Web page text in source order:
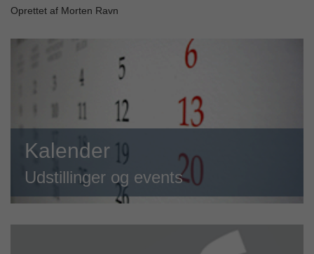
Oprettet af Morten Ravn
Kalender
Udstillinger og events